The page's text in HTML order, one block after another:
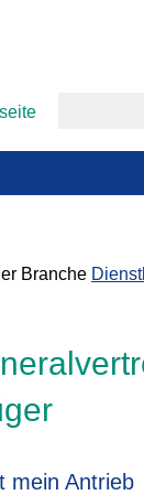
Branche
mein Antrieb